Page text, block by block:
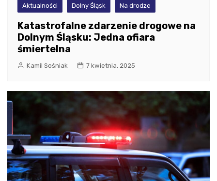
Aktualności Dolny Śląsk Na drodze
Katastrofalne zdarzenie drogowe na
Dolnym Śląsku: Jedna ofiara
śmiertelna
Kamil Sośniak 7 kwietnia, 2025